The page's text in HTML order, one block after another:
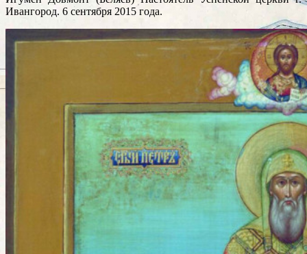
Ивангород. 6 сентября 2015 года.